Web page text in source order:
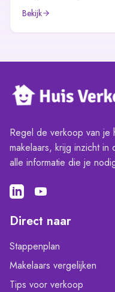
Bekijk
Regel de verkoop van je
makelaars, krijg inzicht
alle informatie die je
Direct naar
Stappenplan
Makelaars vergelijken
Tips voor verkoop